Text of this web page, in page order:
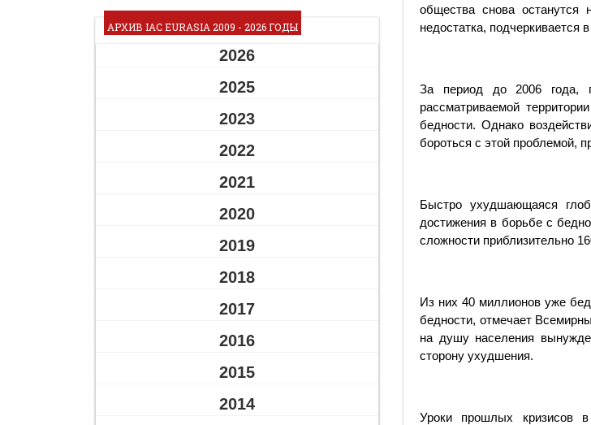
АРХИВ IAC EURASIA 2009 - 2026 ГОДЫ
2026
2025
2023
2022
2021
2020
2019
2018
2017
2016
2015
2014
общества снова
недостатка, подчеркивается
За период до 2006 года,
рассматриваемой
бедности. Однако
бороться с этой проблемой,
Быстро ухудшающаяся
достижения в борьбе с
сложности приблизительно
Из них 40 миллионов уже
бедности, отмечает
на душу населения
сторону ухудшения.
Уроки прошлых кризисов